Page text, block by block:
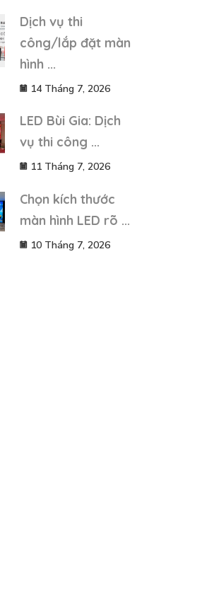
Dịch vụ thi
công/lắp đặt màn
hình ...
14 Tháng 7, 2026
LED Bùi Gia: Dịch
vụ thi công ...
11 Tháng 7, 2026
Chọn kích thước
màn hình LED rõ ...
10 Tháng 7, 2026